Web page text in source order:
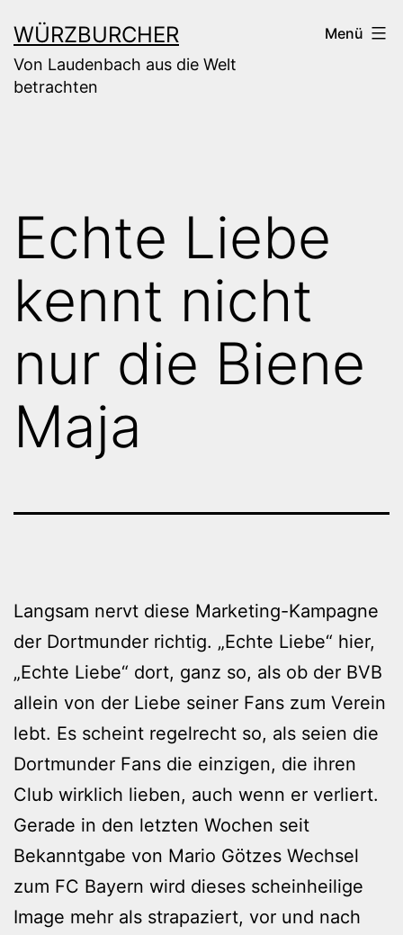
Inhalt
springen
WÜRZBURCHER
Von Laudenbach aus die Welt
betrachten
Menü
Echte Liebe
kennt nicht
nur die Biene
Maja
Langsam nervt diese Marketing-Kampagne
der Dortmunder richtig. „Echte Liebe“ hier,
„Echte Liebe“ dort, ganz so, als ob der BVB
allein von der Liebe seiner Fans zum Verein
lebt. Es scheint regelrecht so, als seien die
Dortmunder Fans die einzigen, die ihren
Club wirklich lieben, auch wenn er verliert.
Gerade in den letzten Wochen seit
Bekanntgabe von Mario Götzes Wechsel
zum FC Bayern wird dieses scheinheilige
Image mehr als strapaziert, vor und nach